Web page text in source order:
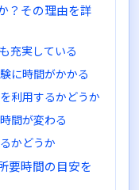
？その理由を詳
充実している
に時間がかかる
利用するかどうか
間が変わる
かどうか
要時間の目安を